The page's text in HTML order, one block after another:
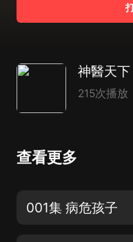
神醫天
215次播放
查看更多
001集 病危孩子